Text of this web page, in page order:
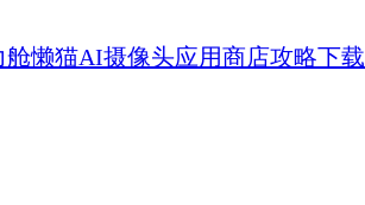
舱懒猫AI摄像头应用商店攻略下载